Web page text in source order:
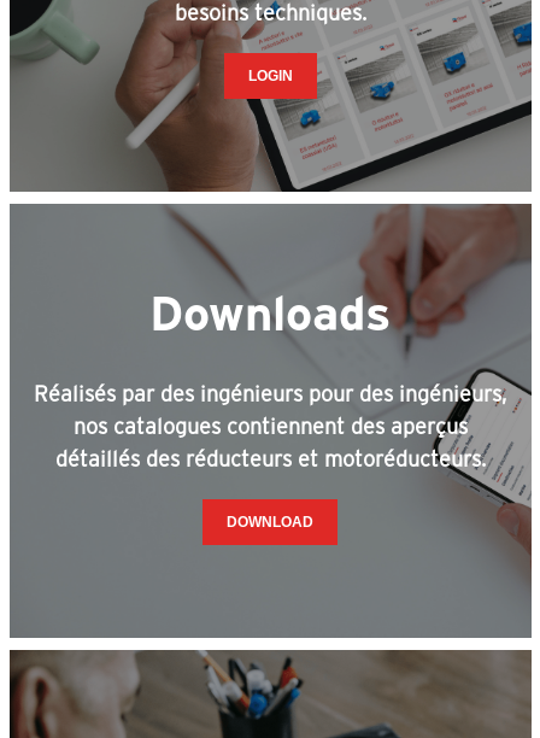
besoins techniques.
LOGIN
Downloads
Réalisés par des ingénieurs pour des ingénieurs,
nos catalogues contiennent des aperçus
détaillés des réducteurs et motoréducteurs.
DOWNLOAD